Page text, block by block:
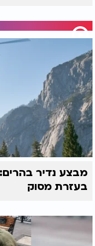
מבצע נדיר
בעזרת מסוק